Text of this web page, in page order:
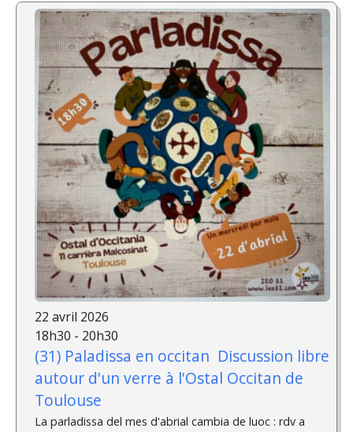
22 avril 2026
18h30 - 20h30
(31) Paladissa en occitan ­ Discussion libre
autour d'un verre à l'Ostal Occitan de
Toulouse
La parladissa del mes d'abrial cambia de luoc : rdv a